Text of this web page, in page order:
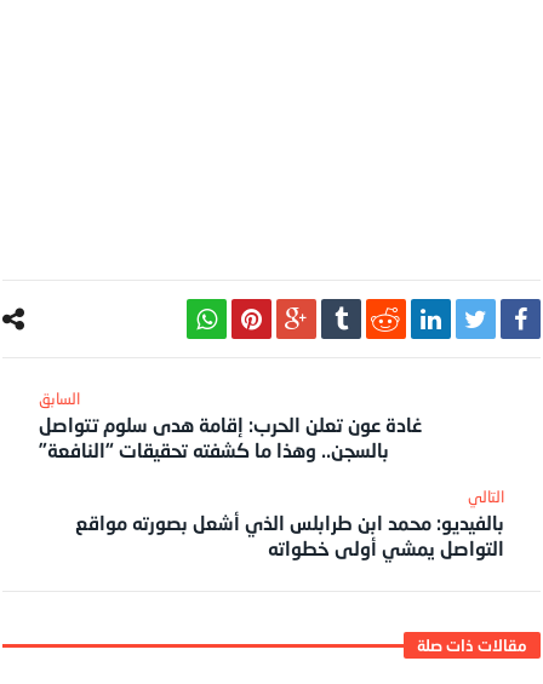
غادة عون تعلن الحرب: إقامة هدى سلوم تتواصل
بالسجن.. وهذا ما كشفته تحقيقات “النافعة”
‎التالي
بالفيديو: محمد ابن طرابلس الذي أشعل بصورته مواقع
التواصل يمشي أولى خطواته